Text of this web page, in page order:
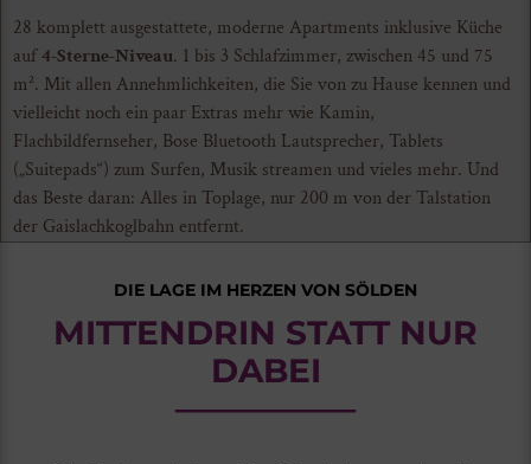
28 komplett ausgestattete, moderne Apartments inklusive Küche
auf4-Sterne-Niveau. 1 bis 3 Schlafzimmer, zwischen 45 und 75
m². Mit allen Annehmlichkeiten, die Sie von zu Hause kennen und
vielleicht noch ein paar Extras mehr wie Kamin,
Flachbildfernseher, Bose Bluetooth Lautsprecher, Tablets
(„Suitepads“) zum Surfen, Musik streamen und vieles mehr. Und
das Beste daran: Alles in Toplage, nur 200 m von der Talstation
der Gaislachkoglbahn entfernt.
DIE LAGE IM HERZEN VON SÖLDEN
MITTENDRIN STATT NUR
DABEI